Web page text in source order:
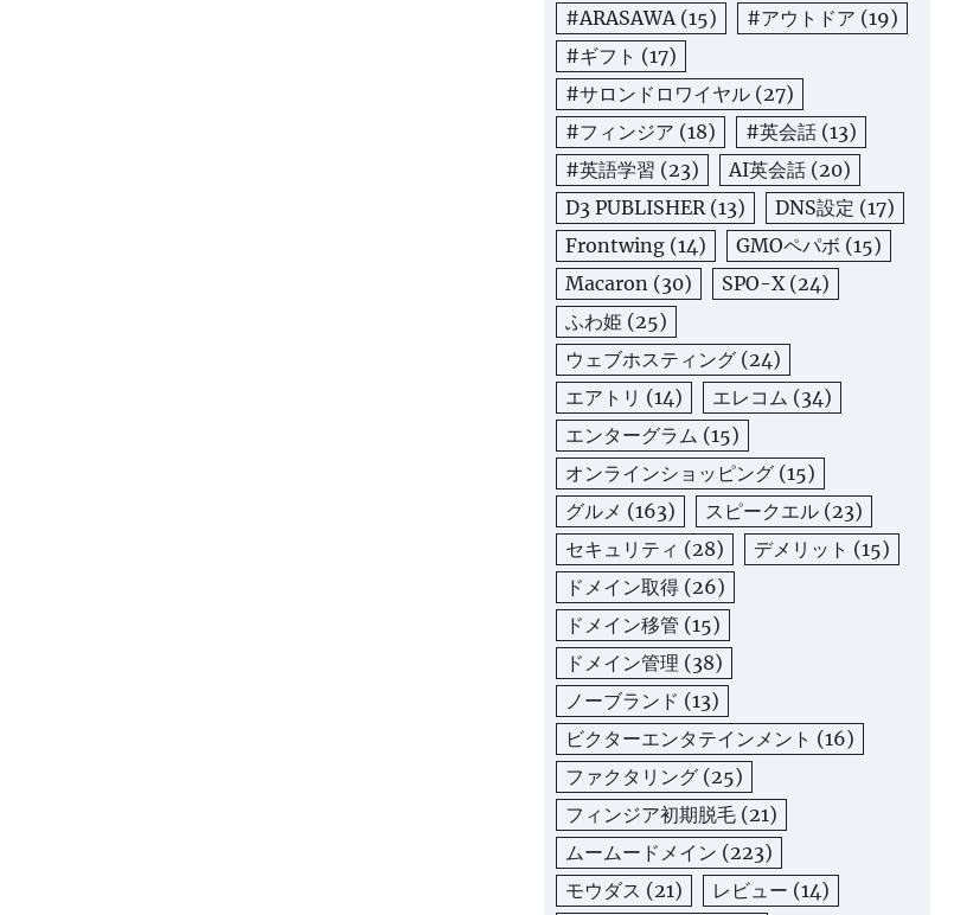
#ARASAWA(15) #アウトドア (19)
#ギフト (17)
#サロンドロワイヤル (27)
#フィンジア (18) #英会話 (13)
#英語学習 (23) AI英会話 (20)
D3 PUBLISHER(13) DNS設定 (17)
Frontwing (14) GMOペパボ (15)
Macaron (30) SPO-X(24)
ふわ姫 (25)
ウェブホスティング (24)
エアトリ (14) エレコム (34)
エンターグラム (15)
オンラインショッピング (15)
グルメ (163) スピークエル (23)
セキュリティ (28) デメリット (15)
ドメイン取得 (26)
ドメイン移管 (15)
ドメイン管理 (38)
ノーブランド (13)
ビクターエンタテインメント (16)
ファクタリング (25)
フィンジア初期脱毛 (21)
ムームードメイン (223)
モウダス (21) レビュー (14)